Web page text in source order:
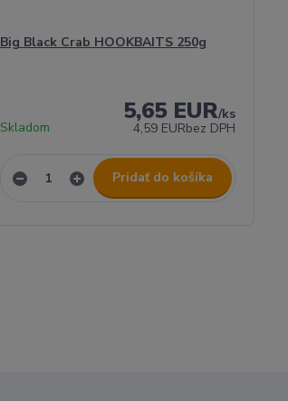
Big Black Crab HOOKBAITS 250g
5,65 EUR/ks
4,59 EURbez DPH
Skladom
Pridať do košíka